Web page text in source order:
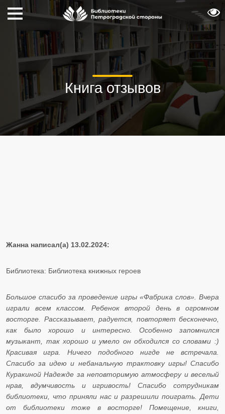
Книга отзывов
Жанна написал(а) 13.02.2024:
Библиотека: Библиотека книжных героев
Большое спасибо за проведение игры «Фабрика слов». Вчера
играли всем классом. Ребенок второй день в огромном
восторге. Рассказывает, радуется, повторяет бесконечно,
как было хорошо и интересно. Особенно запомнился
музыкант, так хорошо и умело он обходился со словами :)
Красивая игра. Ничего подобного нигде не встречала.
Спасибо за идею и небанальную трактовку игры! Спасибо
Куракиной Надежде за неповторимую атмосферу и веселый
нрав, вдумчивость и игривость! Спасибо сотрудникам
библиотеки, что приняли нас и разрешили поиграть. Дети
от библиотеки тоже в восторге! Помещение, книги,